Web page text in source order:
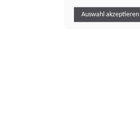
Auswahl akzeptieren